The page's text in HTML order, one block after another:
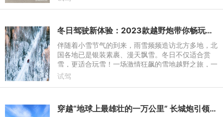
冬日驾驶新体验：2023款越野炮带你畅玩冰雪！
伴随着小雪节气的到来，雨雪频频造访北方多地，北
国各地已是银装素裹、漫天飘雪。冬日不仅适合赏
雪，更适合玩雪！一场激情狂飙的雪地越野之旅，一
定能重燃你往日的情怀！而要玩转雪地越野，少不了
试驾
穿越“地球上最雄壮的一万公里” 长城炮引领中国皮卡文化向上